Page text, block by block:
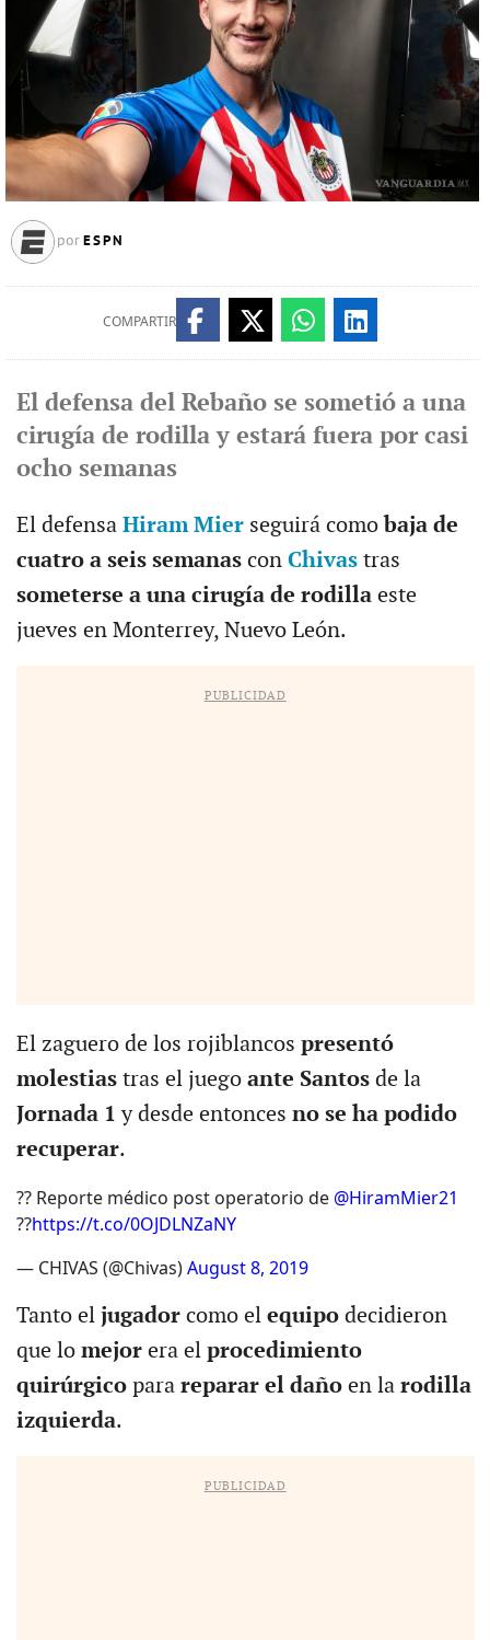
por ESPN
COMPARTIR
El defensa del Rebaño se sometió a una
cirugía de rodilla y estará fuera por casi
ocho semanas
El defensa Hiram Mier seguirá comobaja de
cuatro a seis semanascon Chivas tras
someterse a una cirugía de rodillaeste
jueves en Monterrey, Nuevo León.
PUBLICIDAD
El zaguero de los rojiblancos presentó
molestiastras el juegoante Santos de la
Jornada 1 y desde entonces no se ha podido
recuperar.
?? Reporte médico post operatorio de @HiramMier21
??https://t.co/0OJDLNZaNY
— CHIVAS (@Chivas)August 8, 2019
Tanto el jugador como el equipo decidieron
que lo mejor era el procedimiento
quirúrgico para reparar el dañoen la rodilla
izquierda.
PUBLICIDAD